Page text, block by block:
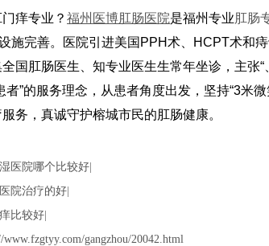
痒专业？ 福州医博肛肠医院是福州专业 肛肠
施完善。医院引进美国PPH术、HCPT术和
国肛肠医生、知专业医生生常年坐诊，主张“
者”的服务理念，从患者角度出发，坚持“3米
务，真诚守护榕城市民的肛肠健康。
医院哪个比较好
院治疗的好
比较好
www.fzgtyy.com/gangzhou/20042.html